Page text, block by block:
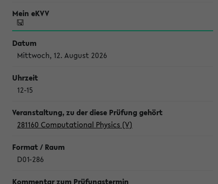
Mittwoch, 12. August 2026
12-15
281160 Computational Physics (V)
D01-286